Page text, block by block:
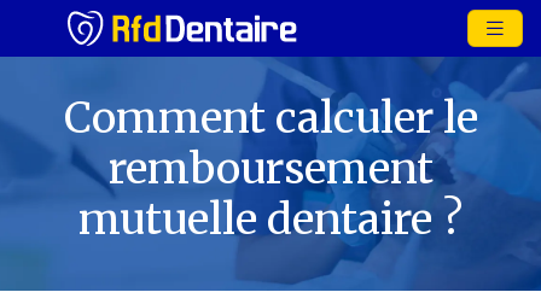
Comment calculer le
remboursement
mutuelle dentaire ?